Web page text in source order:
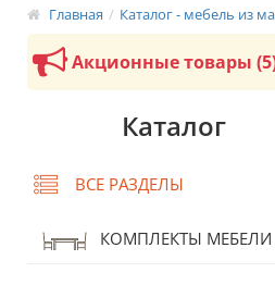
Главная Каталог - мебель из
Акционные товары
Каталог
ВСЕ РАЗДЕЛЫ
КОМПЛЕКТЫ МЕБЕЛИ